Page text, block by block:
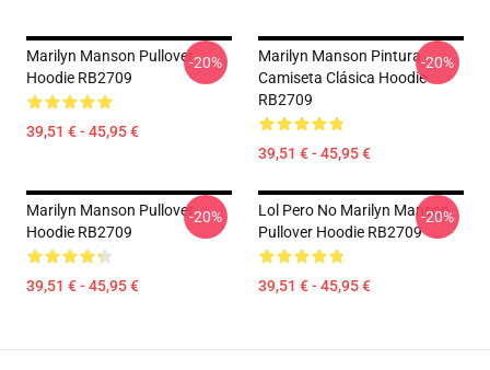
Marilyn Manson Pullover
Hoodie RB2709
39,51 € - 45,95 €
-20%
Marilyn Manson Pintura
Camiseta Clásica Hoodie
RB2709
39,51 € - 45,95 €
-20%
Marilyn Manson Pullover
Hoodie RB2709
39,51 € - 45,95 €
-20%
Lol Pero No Marilyn Manson
Pullover Hoodie RB2709
39,51 € - 45,95 €
-20%